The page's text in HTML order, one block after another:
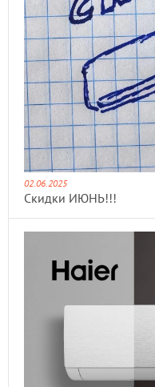
02.06.2025
Скидки ИЮНЬ!!!